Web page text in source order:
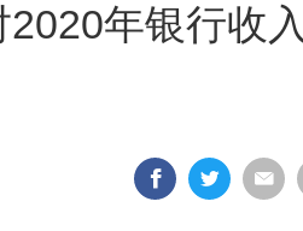
年银行收入